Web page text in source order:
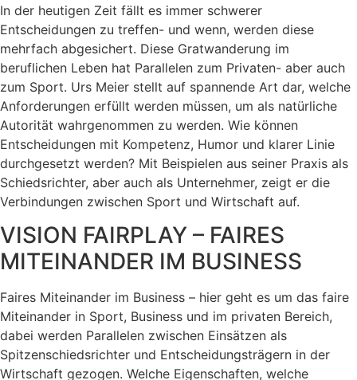
In der heutigen Zeit fällt es immer schwerer
Entscheidungen zu treffen- und wenn, werden diese
mehrfach abgesichert. Diese Gratwanderung im
beruflichen Leben hat Parallelen zum Privaten- aber auch
zum Sport. Urs Meier stellt auf spannende Art dar, welche
Anforderungen erfüllt werden müssen, um als natürliche
Autorität wahrgenommen zu werden. Wie können
Entscheidungen mit Kompetenz, Humor und klarer Linie
durchgesetzt werden? Mit Beispielen aus seiner Praxis als
Schiedsrichter, aber auch als Unternehmer, zeigt er die
Verbindungen zwischen Sport und Wirtschaft auf.
VISION FAIRPLAY – FAIRES
MITEINANDER IM BUSINESS
Faires Miteinander im Business – hier geht es um das faire
Miteinander in Sport, Business und im privaten Bereich,
dabei werden Parallelen zwischen Einsätzen als
Spitzenschiedsrichter und Entscheidungsträgern in der
Wirtschaft gezogen. Welche Eigenschaften, welche